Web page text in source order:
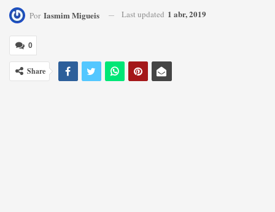
Por Iasmim Migueis Last updated 1 abr, 2019
0
Share